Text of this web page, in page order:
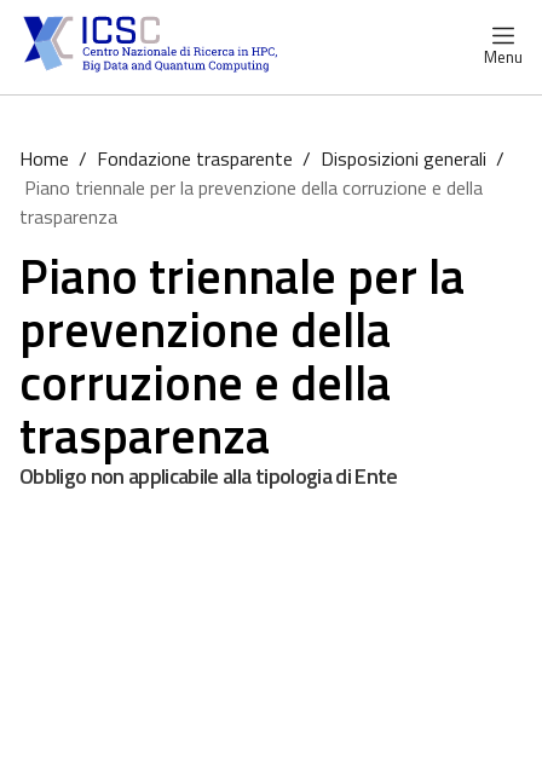
Menu
Home / Fondazione trasparente / Disposizioni generali /
Piano triennale per la prevenzione della corruzione e della
trasparenza
Piano triennale per la
prevenzione della
corruzione e della
trasparenza
Obbligo non applicabile alla tipologia di Ente